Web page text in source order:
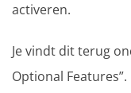
activeren.
Je vindt dit terug
Optional Features”.